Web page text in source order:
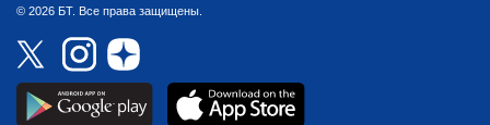
© 2026 БТ. Все права защищены.